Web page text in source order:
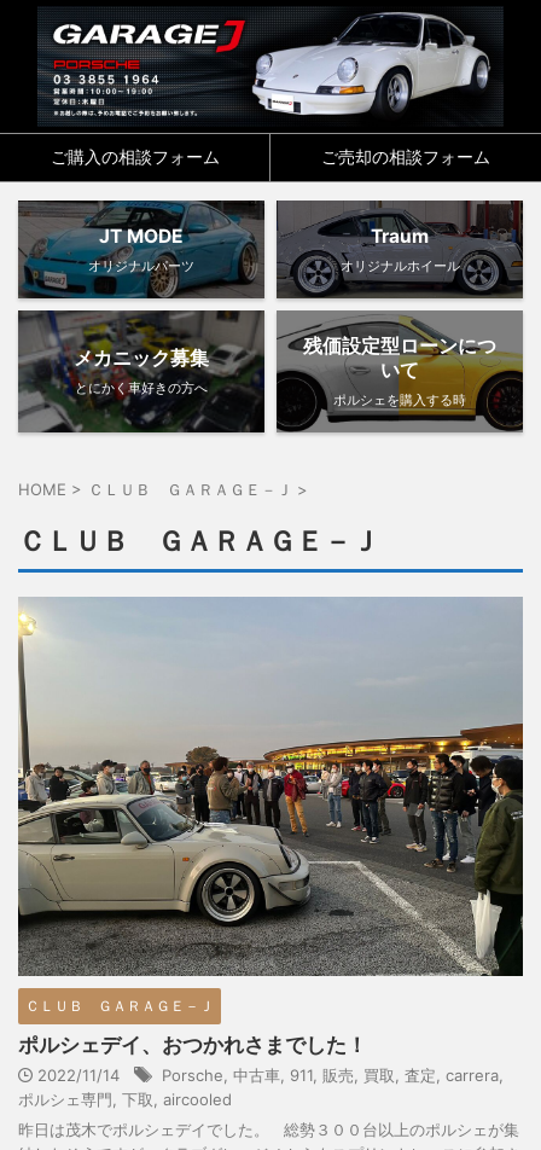
ご購入の相談フォーム ご売却の相談フォーム
JT MODE
オリジナルパーツ
Traum
オリジナルホイール
メカニック募集
とにかく車好きの方へ
残価設定型ローンにつ
いて
ポルシェを購入する時
HOME > ＣＬＵＢ ＧＡＲＡＧＥ－Ｊ >
ＣＬＵＢ ＧＡＲＡＧＥ－Ｊ
ＣＬＵＢ ＧＡＲＡＧＥ－Ｊ
ポルシェデイ、おつかれさまでした！
2022/11/14 Porsche 中古車 911 販売 買取 査定 carrera
ポルシェ専門 下取
aircooled
昨日は茂木でポルシェデイでした。 総勢３００台以上のポルシェが集